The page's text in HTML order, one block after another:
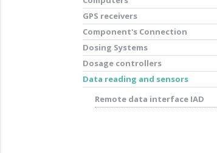
GPS receivers
Component's Connection
Dosing Systems
Dosage controllers
Data reading and sensors
Remote data interface IAD